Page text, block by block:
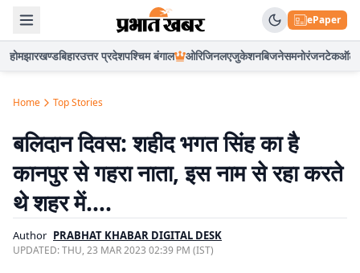
ePaper
होमझारखण्डबिहारउत्तर प्रदेशपश्चिम बंगाल ओरिजिनलएजुकेशनबिजनेसमनोरंजनटेकऑटो
Home Top Stories
बलिदान दिवस: शहीद भगत सिंह का है
कानपुर से गहरा नाता, इस नाम से रहा करते
थे शहर में….
Author PRABHAT KHABAR DIGITAL DESK
UPDATED:THU, 23 MAR 2023 02:39 PM (IST)